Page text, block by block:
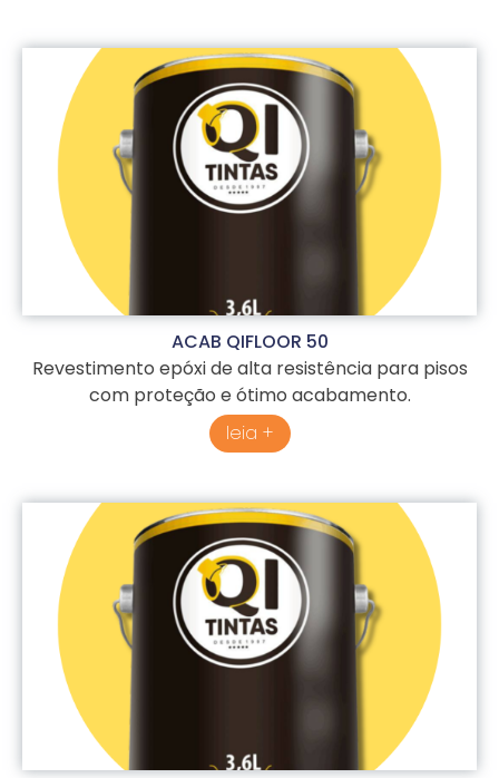
ACAB QIFLOOR 50
Revestimento epóxi de alta resistência para pisos
com proteção e ótimo acabamento.
leia +